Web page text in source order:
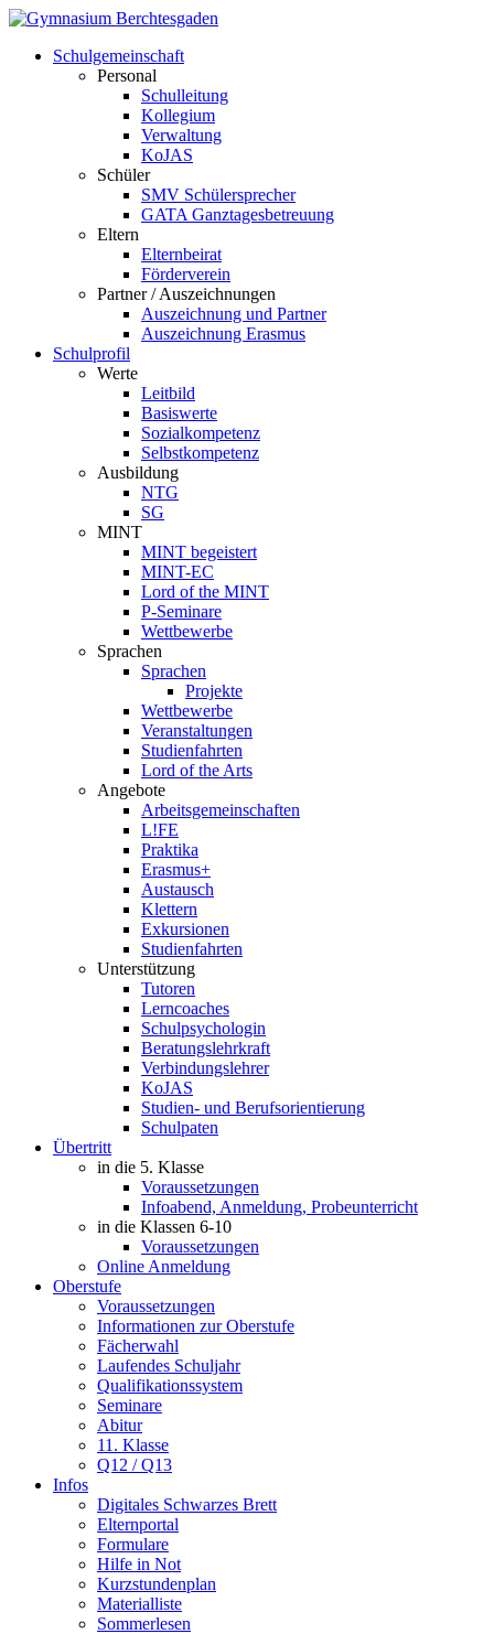
Schulgemeinschaft
Personal
Schulleitung
Kollegium
Verwaltung
KoJAS
Schüler
SMV Schülersprecher
GATA Ganztagesbetreuung
Eltern
Elternbeirat
Förderverein
Partner / Auszeichnungen
Auszeichnung und Partner
Auszeichnung Erasmus
Schulprofil
Werte
Leitbild
Basiswerte
Sozialkompetenz
Selbstkompetenz
Ausbildung
NTG
SG
MINT
MINT begeistert
MINT-EC
Lord of the MINT
P-Seminare
Wettbewerbe
Sprachen
Sprachen
Projekte
Wettbewerbe
Veranstaltungen
Studienfahrten
Lord of the Arts
Angebote
Arbeitsgemeinschaften
L!FE
Praktika
Erasmus+
Austausch
Klettern
Exkursionen
Studienfahrten
Unterstützung
Tutoren
Lerncoaches
Schulpsychologin
Beratungslehrkraft
Verbindungslehrer
KoJAS
Studien- und Berufsorientierung
Schulpaten
Übertritt
in die 5. Klasse
Voraussetzungen
Infoabend, Anmeldung, Probeunterricht
in die Klassen 6-10
Voraussetzungen
Online Anmeldung
Oberstufe
Voraussetzungen
Informationen zur Oberstufe
Fächerwahl
Laufendes Schuljahr
Qualifikationssystem
Seminare
Abitur
11. Klasse
Q12 / Q13
Infos
Digitales Schwarzes Brett
Elternportal
Formulare
Hilfe in Not
Kurzstundenplan
Materialliste
Sommerlesen